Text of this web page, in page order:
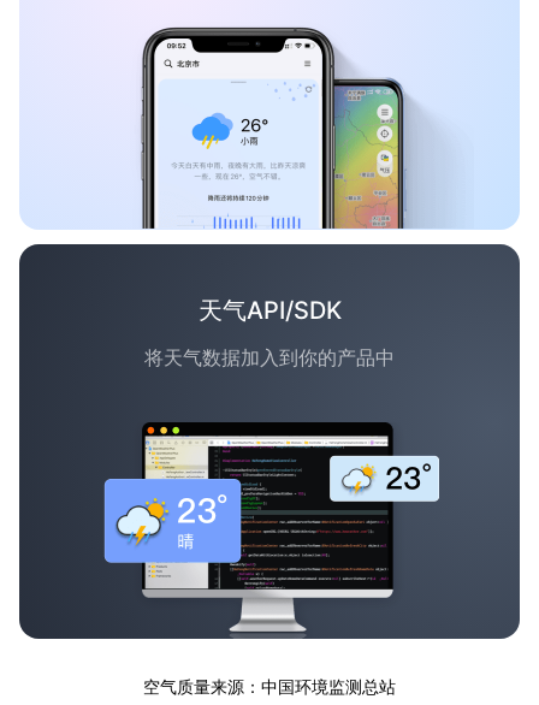
天气API/SDK
将天气数据加入到你的产品中
空气质量来源：中国环境监测总站